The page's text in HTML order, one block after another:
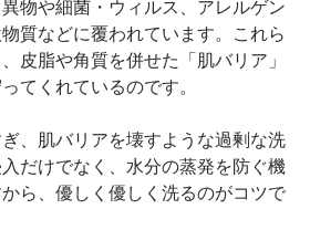
物や細菌・ウィルス、アレルゲン
質などに覆われています。これら
皮脂や角質を併せた「肌バリア」
てくれているのです。
、肌バリアを壊すような過剰な洗
だけでなく、水分の蒸発を防ぐ機
ら、優しく優しく洗るのがコツで